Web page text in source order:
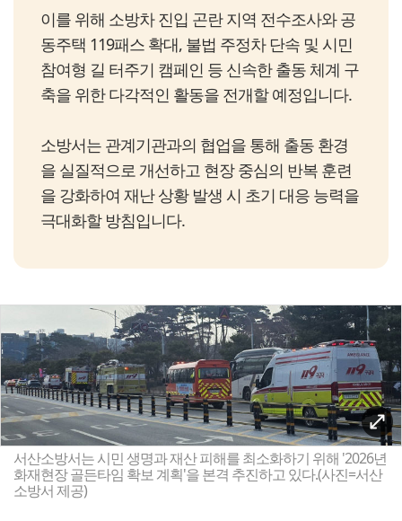
이를 위해 소방차 진입 곤란 지역 전수조사와 공
동주택 119패스 확대, 불법 주정차 단속 및 시민
참여형 길 터주기 캠페인 등 신속한 출동 체계 구
축을 위한 다각적인 활동을 전개할 예정입니다.
소방서는 관계기관과의 협업을 통해 출동 환경
을 실질적으로 개선하고 현장 중심의 반복 훈련
을 강화하여 재난 상황 발생 시 초기 대응 능력을
극대화할 방침입니다.
서산소방서는 시민 생명과 재산 피해를 최소화하기 위해 '2026년
화재현장 골든타임 확보 계획'을 본격 추진하고 있다.(사진=서산
소방서 제공)